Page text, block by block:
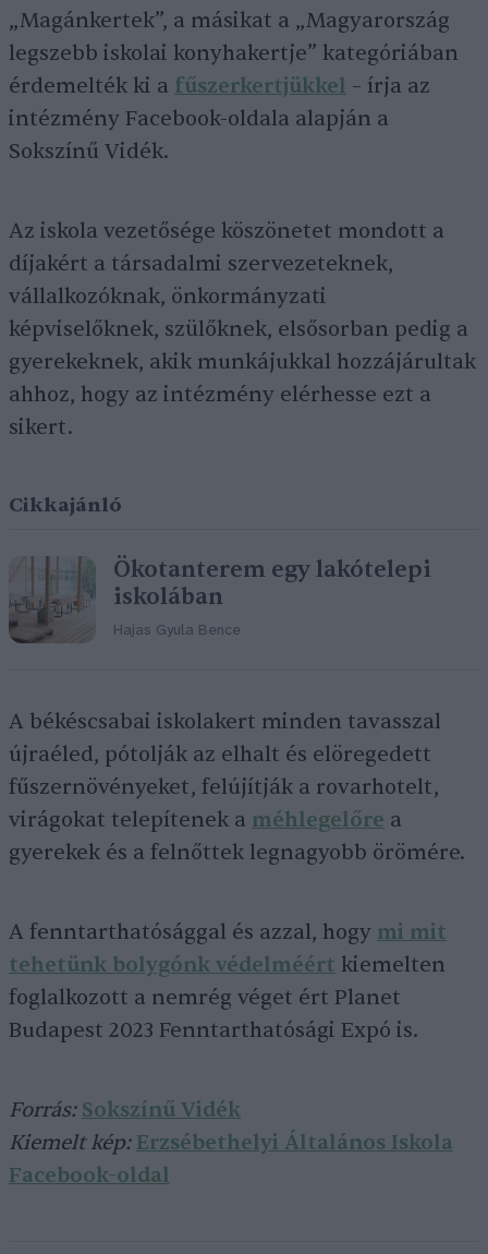
„Magánkertek”, a másikat a „Magyarország
legszebb iskolai konyhakertje” kategóriában
érdemelték ki a fűszerkertjükkel – írja az
intézmény Facebook-oldala alapján a
Sokszínű Vidék.
Az iskola vezetősége köszönetet mondott a
díjakért a társadalmi szervezeteknek,
vállalkozóknak, önkormányzati
képviselőknek, szülőknek, elsősorban pedig a
gyerekeknek, akik munkájukkal hozzájárultak
ahhoz, hogy az intézmény elérhesse ezt a
sikert.
Cikkajánló
Ökotanterem egy lakótelepi
iskolában
Hajas Gyula Bence
A békéscsabai iskolakert minden tavasszal
újraéled, pótolják az elhalt és elöregedett
fűszernövényeket, felújítják a rovarhotelt,
virágokat telepítenek a méhlegelőre a
gyerekek és a felnőttek legnagyobb örömére.
A fenntarthatósággal és azzal, hogy mi mit
tehetünk bolygónk védelméért kiemelten
foglalkozott a nemrég véget ért Planet
Budapest 2023 Fenntarthatósági Expó is.
Forrás: Sokszínű Vidék
Kiemelt kép: Erzsébethelyi Általános Iskola
Facebook-oldal